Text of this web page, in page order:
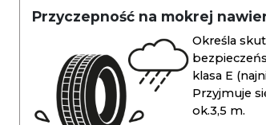
Przyczepność na mokrej
Określa
klasa E
Przyjmuje
ok.3,5 m.